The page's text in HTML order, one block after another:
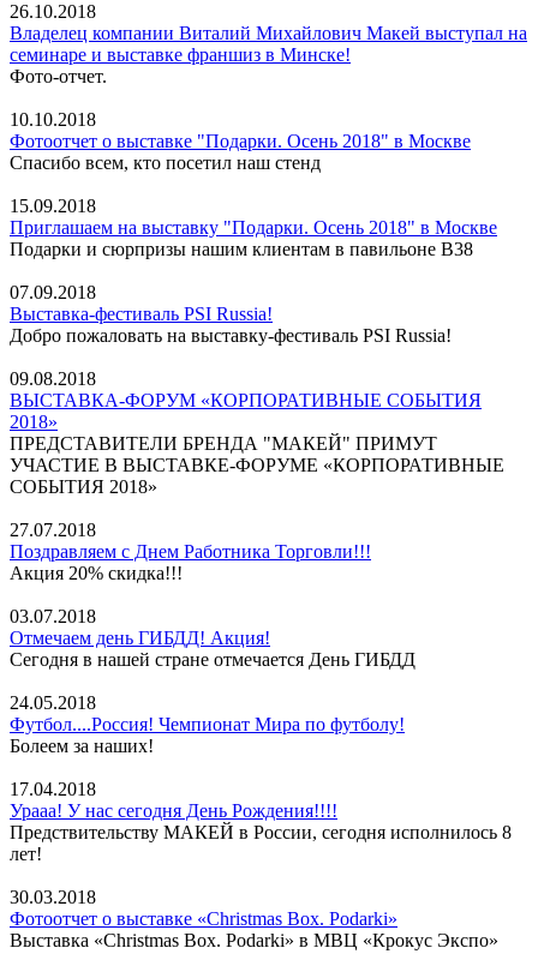
26.10.2018
Владелец компании Виталий Михайлович Макей выступал на
семинаре и выставке франшиз в Минске!
Фото-отчет.
10.10.2018
Фотоотчет о выставке "Подарки. Осень 2018" в Москве
Спасибо всем, кто посетил наш стенд
15.09.2018
Приглашаем на выставку "Подарки. Осень 2018" в Москве
Подарки и сюрпризы нашим клиентам в павильоне В38
07.09.2018
Выставка-фестиваль PSI Russia!
Добро пожаловать на выставку-фестиваль PSI Russia!
09.08.2018
ВЫСТАВКА-ФОРУМ «КОРПОРАТИВНЫЕ СОБЫТИЯ
2018»
ПРЕДСТАВИТЕЛИ БРЕНДА "МАКЕЙ" ПРИМУТ
УЧАСТИЕ В ВЫСТАВКЕ-ФОРУМЕ «КОРПОРАТИВНЫЕ
СОБЫТИЯ 2018»
27.07.2018
Поздравляем с Днем Работника Торговли!!!
Акция 20% скидка!!!
03.07.2018
Отмечаем день ГИБДД! Акция!
Сегодня в нашей стране отмечается День ГИБДД
24.05.2018
Футбол....Россия! Чемпионат Мира по футболу!
Болеем за наших!
17.04.2018
Урааа! У нас сегодня День Рождения!!!!
Предствительству МАКЕЙ в России, сегодня исполнилось 8
лет!
30.03.2018
Фотоотчет о выставке «Christmas Box. Podarki»
Выставка «Christmas Box. Podarki» в МВЦ «Крокус Экспо»